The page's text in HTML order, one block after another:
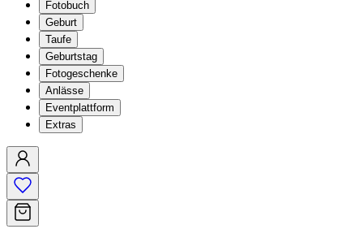
Fotobuch
Geburt
Taufe
Geburtstag
Fotogeschenke
Anlässe
Eventplattform
Extras